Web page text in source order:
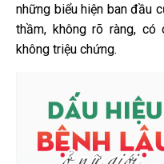
những biểu hiện ban đầu
thầm, không rõ ràng,
không triệu chứng.